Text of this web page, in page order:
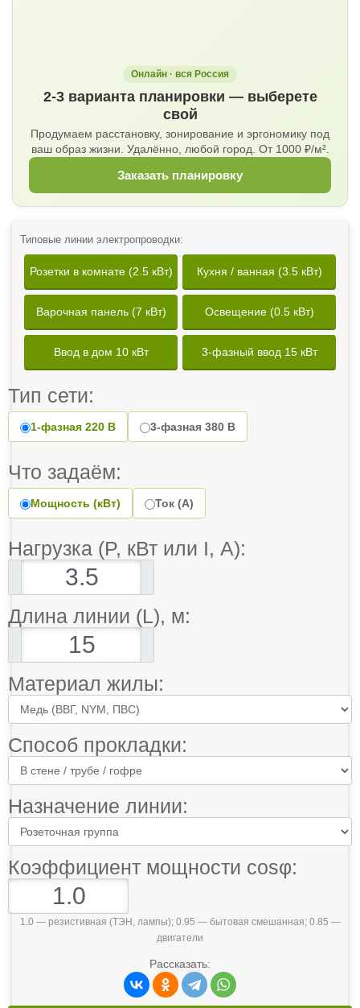
Онлайн · вся Россия
2-3 варианта планировки — выберете
свой
Продумаем расстановку, зонирование и эргономику под
ваш образ жизни. Удалённо, любой город. От 1000 ₽/м².
Заказать планировку
Типовые линии электропроводки:
Розетки в комнате (2.5 кВт) Кухня / ванная (3.5 кВт)
Варочная панель (7 кВт) Освещение (0.5 кВт)
Ввод в дом 10 кВт 3-фазный ввод 15 кВт
Тип сети:
1-фазная 220 В 3-фазная 380 В
Что задаём:
Мощность (кВт) Ток (А)
Нагрузка (P, кВт или I, А):
Длина линии (L), м:
Материал жилы:
Способ прокладки:
Назначение линии:
Коэффициент мощности cosφ:
1.0 — резистивная (ТЭН, лампы); 0.95 — бытовая смешанная; 0.85 —
двигатели
Рассказать: